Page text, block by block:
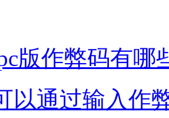
版作弊码有哪
以通过输入作